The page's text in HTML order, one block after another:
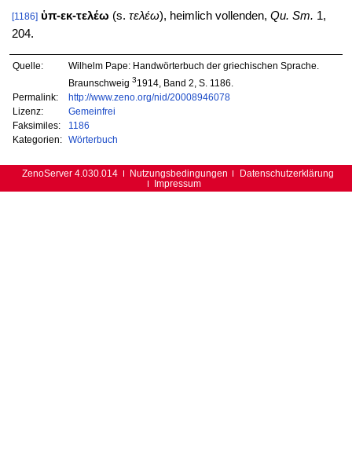
[1186] ὑπ-εκ-τελέω (s. τελέω), heimlich vollenden, Qu. Sm. 1,
204.
Quelle:
Wilhelm Pape: Handwörterbuch der griechischen Sprache.
Braunschweig 31914, Band 2, S. 1186.
Permalink:
http://www.zeno.org/nid/20008946078
Lizenz:
Gemeinfrei
Faksimiles:
1186
Kategorien:
Wörterbuch
ZenoServer 4.030.014 Nutzungsbedingungen
Datenschutzerklärung
Impressum